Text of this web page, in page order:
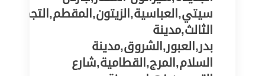
سيتي,العباسية,الزيتون,المقطم,التجمع
الثالث,مدينة
بدر,العبور,الشروق,مدينة
السلام,المرج,القطامية,شارع